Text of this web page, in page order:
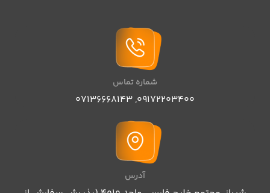
شماره تماس
09172203400
,
07136668143
آدرس